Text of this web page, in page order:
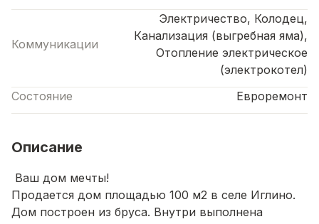
Коммуникации
Электричество, Колодец,
Канализация (выгребная яма),
Отопление электрическое
(электрокотел)
Состояние
Евроремонт
Описание
Ваш дом мечты!
Продается дом площадью 100 м2 в селе Иглино.
Дом построен из бруса. Внутри выполнена